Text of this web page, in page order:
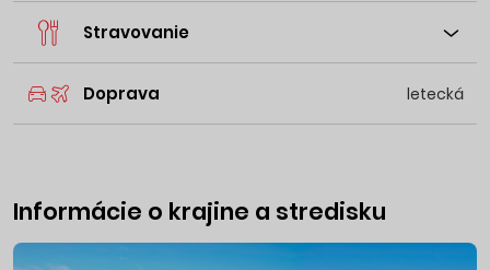
Stravovanie
Doprava letecká
Informácie o krajine a stredisku